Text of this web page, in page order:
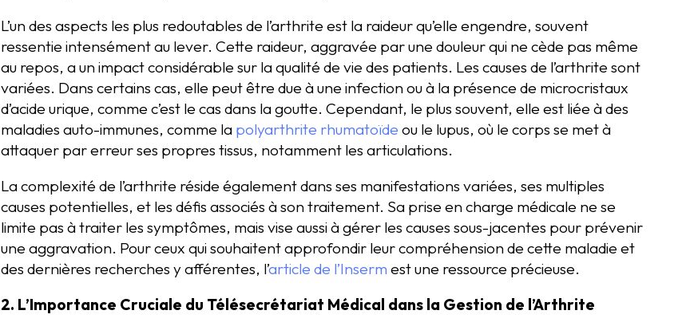
L’un des aspects les plus redoutables de l’arthrite est la raideur qu’elle engendre, souvent
ressentie intensément au lever. Cette raideur, aggravée par une douleur qui ne cède pas même
au repos, a un impact considérable sur la qualité de vie des patients. Les causes de l’arthrite sont
variées. Dans certains cas, elle peut être due à une infection ou à la présence de microcristaux
d’acide urique, comme c’est le cas dans la goutte. Cependant, le plus souvent, elle est liée à des
maladies auto-immunes, comme la polyarthrite rhumatoïde ou le lupus, où le corps se met à
attaquer par erreur ses propres tissus, notamment les articulations.
La complexité de l’arthrite réside également dans ses manifestations variées, ses multiples
causes potentielles, et les défis associés à son traitement. Sa prise en charge médicale ne se
limite pas à traiter les symptômes, mais vise aussi à gérer les causes sous-jacentes pour prévenir
une aggravation. Pour ceux qui souhaitent approfondir leur compréhension de cette maladie et
des dernières recherches y afférentes, l’article de l’Inserm est une ressource précieuse.
2. L’Importance Cruciale du Télésecrétariat Médical dans la Gestion de l’Arthrite